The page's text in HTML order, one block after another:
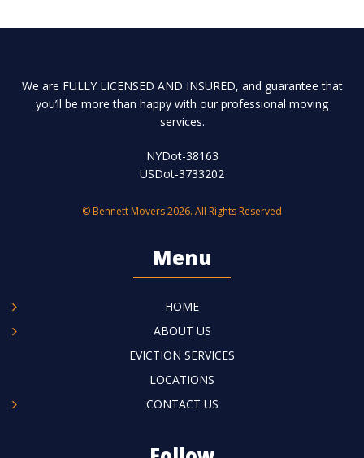
We are FULLY LICENSED AND INSURED, and guarantee that
you’ll be more than happy with our professional moving
services.
NYDot-38163
USDot-3733202
© Bennett Movers 2026. All Rights Reserved
Menu
HOME
ABOUT US
EVICTION SERVICES
LOCATIONS
CONTACT US